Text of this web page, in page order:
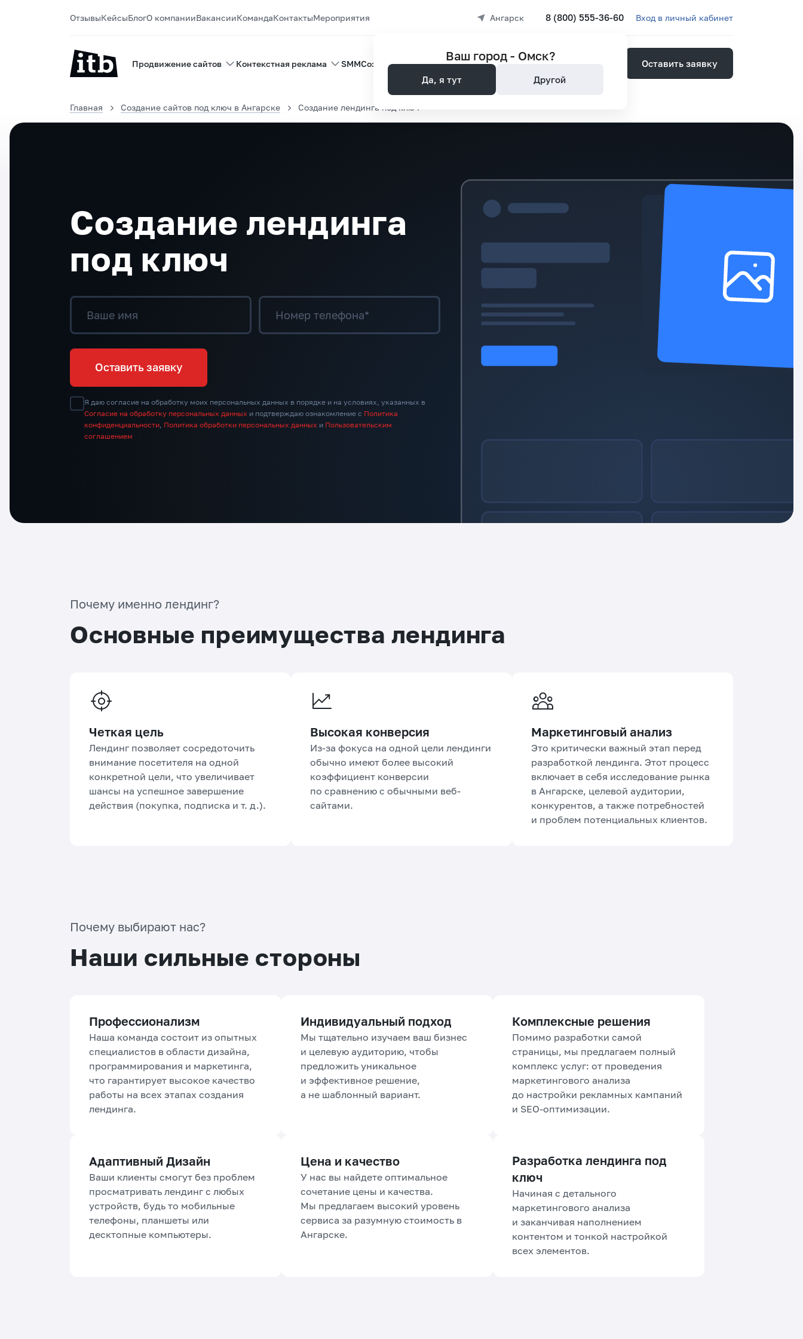
ОтзывыКейсыБлогО компанииВакансииКомандаКонтактыМероприятия Ангарск 8 (800) 555-36-60 Вход в личный кабинет
Продвижение сайтов Контекстная реклама SMMСоздание сайтов Управление репутацией Оставить заявку
Главная Создание сайтов под ключ в Ангарске Создание лендинга под ключ
Создание лендинга
под ключ
Ваше имя Номер телефона*
Оставить заявку
Я даю согласие на обработку моих персональных данных в порядке и на условиях, указанных в
Согласие на обработку персональных данных и подтверждаю ознакомление с Политика
конфиденциальности, Политика обработки персональных данных и Пользовательским
соглашением
Почему именно лендинг?
Основные преимущества лендинга
Четкая цель
Лендинг позволяет сосредоточить
внимание посетителя на одной
конкретной цели, что увеличивает
шансы на успешное завершение
действия (покупка, подписка и т. д.).
Высокая конверсия
Из-за фокуса на одной цели лендинги
обычно имеют более высокий
коэффициент конверсии
по сравнению с обычными веб-
сайтами.
Маркетинговый анализ
Это критически важный этап перед
разработкой лендинга. Этот процесс
включает в себя исследование рынка
в Ангарске, целевой аудитории,
конкурентов, а также потребностей
и проблем потенциальных клиентов.
Почему выбирают нас?
Наши сильные стороны
Профессионализм
Наша команда состоит из опытных
специалистов в области дизайна,
программирования и маркетинга,
что гарантирует высокое качество
работы на всех этапах создания
лендинга.
Индивидуальный подход
Мы тщательно изучаем ваш бизнес
и целевую аудиторию, чтобы
предложить уникальное
и эффективное решение,
а не шаблонный вариант.
Комплексные решения
Помимо разработки самой
страницы, мы предлагаем полный
комплекс услуг: от проведения
маркетингового анализа
до настройки рекламных кампаний
и SEO-оптимизации.
Адаптивный Дизайн
Ваши клиенты смогут без проблем
просматривать лендинг с любых
устройств, будь то мобильные
телефоны, планшеты или
десктопные компьютеры.
Цена и качество
У нас вы найдете оптимальное
сочетание цены и качества.
Мы предлагаем высокий уровень
сервиса за разумную стоимость в
Ангарске.
Разработка лендинга под
ключ
Начиная с детального
маркетингового анализа
и заканчивая наполнением
контентом и тонкой настройкой
всех элементов.
Ваш город - Омск?
Да, я тут Другой